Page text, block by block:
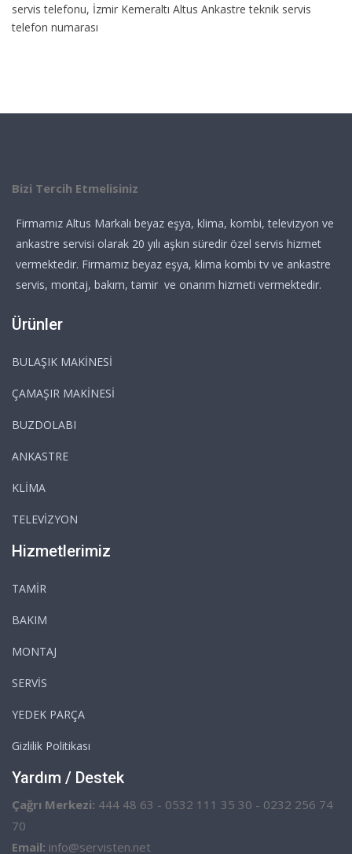
servis telefonu, İzmir Kemeraltı Altus Ankastre teknik servis
telefon numarası
Bizi Tercih Etmelisiniz
Firmamız Altus Markalı beyaz eşya, klima, kombi, televizyon ve
ankastre servisi olarak 20 yılı aşkın süredir özel servis hizmet
vermektedir. Firmamız beyaz eşya, klima kombi tv ve ankastre
servis, montaj, bakım, tamir ve onarım hizmeti vermektedir.
Ürünler
BULAŞIK MAKİNESİ
ÇAMAŞIR MAKİNESİ
BUZDOLABI
ANKASTRE
KLİMA
TELEVİZYON
Hizmetlerimiz
TAMİR
BAKIM
MONTAJ
SERVİS
YEDEK PARÇA
Gizlilik Politikası
Yardım / Destek
Çağrı Merkezi: 444 48 63 - 0532 111 35 30 - 0232 256 74
70
Email: info@servisten.net